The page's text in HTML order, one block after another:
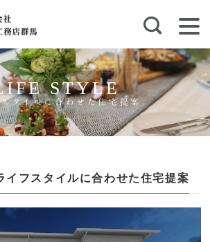
STYLE
タイルに合わせた住宅提案
イフスタイルに合わせた住宅提案